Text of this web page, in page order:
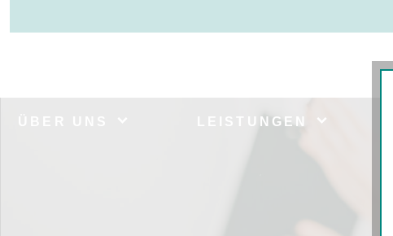
LEISTUNGEN